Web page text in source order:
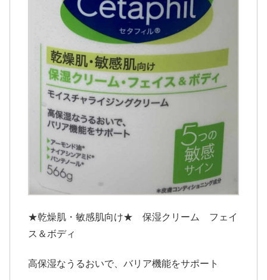
★乾燥肌・敏感肌向け★ 保湿クリーム フェイ
ス＆ボディ
高保湿なうるおいで、バリア機能をサポート